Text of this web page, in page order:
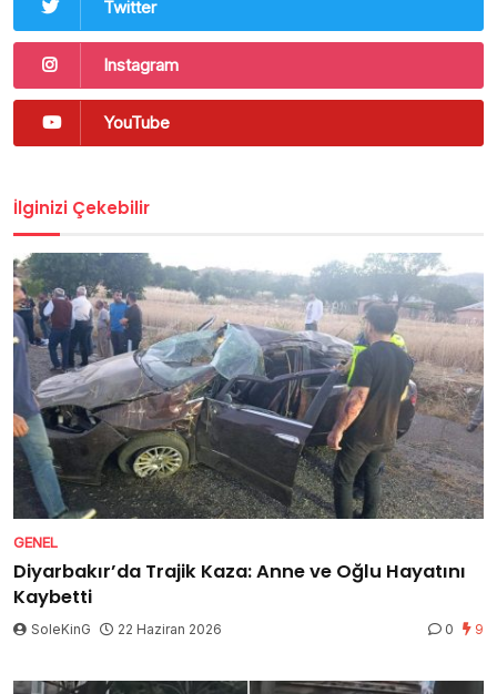
Twitter
Instagram
YouTube
İlginizi Çekebilir
GENEL
Diyarbakır’da Trajik Kaza: Anne ve Oğlu Hayatını
Kaybetti
SoleKinG 22 Haziran 2026 0 9